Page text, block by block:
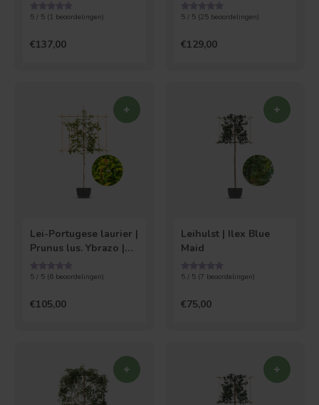
5 / 5 (1 beoordelingen)
€137,00
5 / 5 (25beoordelingen)
€129,00
Lei-Portugese laurier |
Prunus lus. Ybrazo |
5 / 5 (6 beoordelingen)
€105,00
Leihulst | Ilex Blue
Maid
5 / 5 (7 beoordelingen)
€75,00
Bolvorm Verspreide vorm